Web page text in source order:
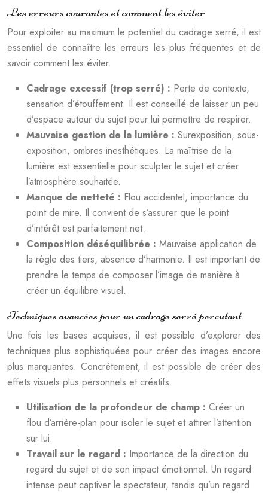
Les erreurs courantes et comment les éviter
Pour exploiter au maximum le potentiel du cadrage serré, il est
essentiel de connaître les erreurs les plus fréquentes et de
savoir comment les éviter.
Cadrage excessif (trop serré) : Perte de contexte,
sensation d’étouffement. Il est conseillé de laisser un peu
d’espace autour du sujet pour lui permettre de respirer.
Mauvaise gestion de la lumière : Surexposition, sous-
exposition, ombres inesthétiques. La maîtrise de la
lumière est essentielle pour sculpter le sujet et créer
l’atmosphère souhaitée.
Manque de netteté : Flou accidentel, importance du
point de mire. Il convient de s’assurer que le point
d’intérêt est parfaitement net.
Composition déséquilibrée : Mauvaise application de
la règle des tiers, absence d’harmonie. Il est important de
prendre le temps de composer l’image de manière à
créer un équilibre visuel.
Techniques avancées pour un cadrage serré percutant
Une fois les bases acquises, il est possible d’explorer des
techniques plus sophistiquées pour créer des images encore
plus marquantes. Concrètement, il est possible de créer des
effets visuels plus personnels et créatifs.
Utilisation de la profondeur de champ : Créer un
flou d’arrière-plan pour isoler le sujet et attirer l’attention
sur lui.
Travail sur le regard : Importance de la direction du
regard du sujet et de son impact émotionnel. Un regard
intense peut captiver le spectateur, tandis qu’un regard